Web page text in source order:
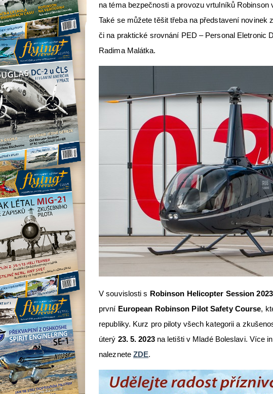
na téma bezpečnosti a provozu vrtulníků
Také se můžete těšit třeba na představení novinek
či na praktické srovnání PED – Personal Eletronic
Radima Malátka.
V souvislosti s Robinson Helicopter Session 2023
první European Robinson Pilot Safety Course,
republiky. Kurz pro piloty všech kategorii a
úterý 23. 5. 2023na letišti v Mladé Boleslavi. Více
naleznete ZDE.